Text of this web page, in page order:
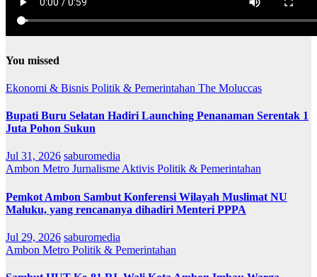
You missed
Ekonomi & Bisnis Politik & Pemerintahan The Moluccas
Bupati Buru Selatan Hadiri Launching Penanaman Serentak 1
Juta Pohon Sukun
Jul 31, 2026 saburomedia
Ambon Metro Jurnalisme Aktivis Politik & Pemerintahan
Pemkot Ambon Sambut Konferensi Wilayah Muslimat NU
Maluku, yang rencananya dihadiri Menteri PPPA
Jul 29, 2026 saburomedia
Ambon Metro Politik & Pemerintahan